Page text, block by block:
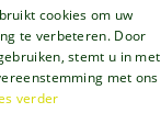
cookies om uw
te verbeteren. Door
stemt u in met
met ons
verder